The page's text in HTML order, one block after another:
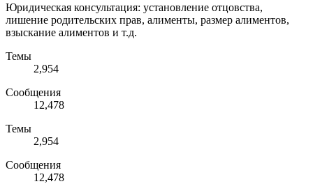
Юридическая консультация: установление отцовства,
лишение родительских прав, алименты, размер алиментов,
взыскание алиментов и т.д.
Темы
2,954
Сообщения
12,478
Темы
2,954
Сообщения
12,478